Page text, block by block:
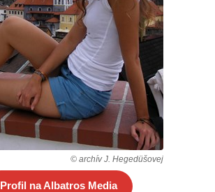
© archív J. Hegedüšovej
Profil na Albatros Media